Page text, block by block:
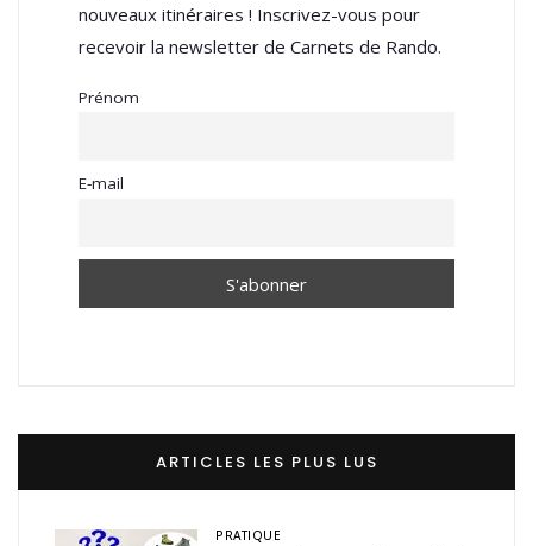
nouveaux itinéraires ! Inscrivez-vous pour
recevoir la newsletter de Carnets de Rando.
Prénom
E-mail
ARTICLES LES PLUS LUS
PRATIQUE